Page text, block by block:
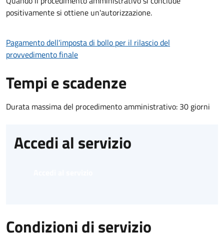
positivamente si ottiene un'autorizzazione.
Pagamento dell'imposta di bollo per il rilascio del
provvedimento finale
Tempi e scadenze
Durata massima del procedimento amministrativo: 30 giorni
Accedi al servizio
Condizioni di servizio